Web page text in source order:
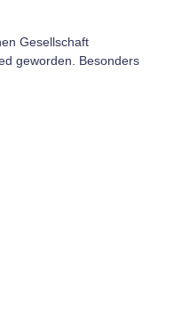
Gesellschaft
geworden. Besonders